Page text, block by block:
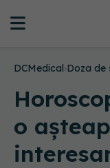
DCMedical›Doza de
o